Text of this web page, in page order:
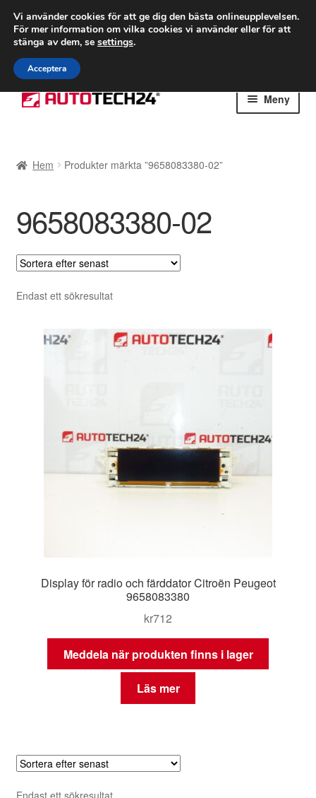
FRAKT från 75 kr
Världsomspännande frakt
Ring 766 924 713
Hoppa
till
Hoppa
till
Meny
Betalningar
Integritetspolicy
Klagomål
Kolla upp
Reklamationsprocedur
Transport
Villkor
Hem Produkter märkta ”9658083380-02”
9658083380-02
Endast ett sökresultat
Display för radio och färddator Citroën Peugeot
9658083380
kr712
Meddela när produkten finns i lager
Läs mer
Vi använder cookies för att ge dig den bästa onlineupplevelsen.
För mer information om vilka cookies vi använder eller för att
stänga av dem, se settings.
Acceptera